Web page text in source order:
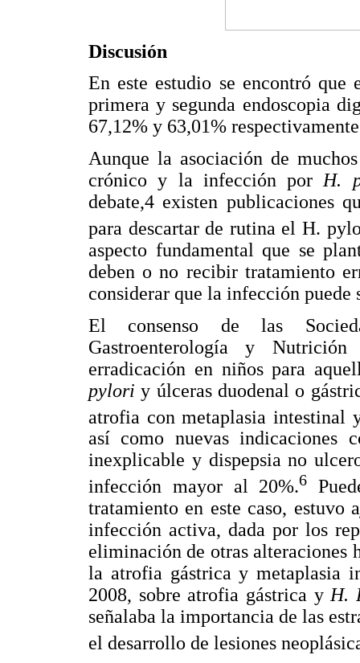
Discusión
En este estudio se encontró
primera y segunda endoscopia
67,12% y 63,01%
Aunque la asociación de
crónico y la infección por H.
debate,4 existen publicaciones
para descartar de rutina el H.
aspecto fundamental que se
deben o no recibir tratamiento
considerar que la infección puede
El consenso de las
Gastroenterología y
erradicación en niños para
pylori y úlceras duodenal o
atrofia con metaplasia intestinal
así como nuevas indicaciones
inexplicable y dispepsia no
infección mayor al 20%.6
tratamiento en este caso, estuvo
infección activa, dada por los
eliminación de otras alteraciones
la atrofia gástrica y metaplasia
2008, sobre atrofia gástrica yH.
señalaba la importancia de las
el desarrollo de lesiones